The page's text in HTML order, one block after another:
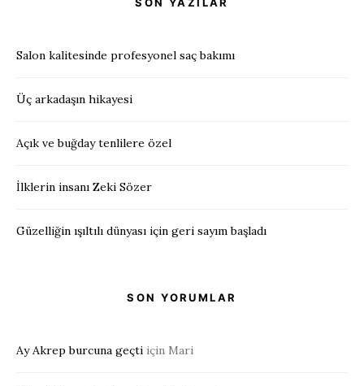
Salon kalitesinde profesyonel saç bakımı
Üç arkadaşın hikayesi
Açık ve buğday tenlilere özel
İlklerin insanı Zeki Sözer
Güzelliğin ışıltılı dünyası için geri sayım başladı
SON YORUMLAR
Ay Akrep burcuna geçti için Mari